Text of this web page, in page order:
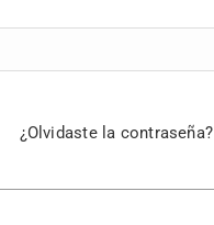
¿Olvidaste la contraseña?